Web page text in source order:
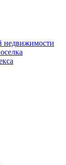
недвижимости